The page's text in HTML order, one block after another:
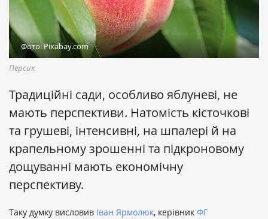
Фото: Pixabay.com
Персик
Традиційні сади, особливо яблуневі, не
мають перспективи. Натомість кісточкові
та грушеві, інтенсивні, на шпалері й на
крапельному зрошенні та підкроновому
дощуванні мають економічну
перспективу.
Таку думку висловив Іван Ярмолюк, керівник ФГ